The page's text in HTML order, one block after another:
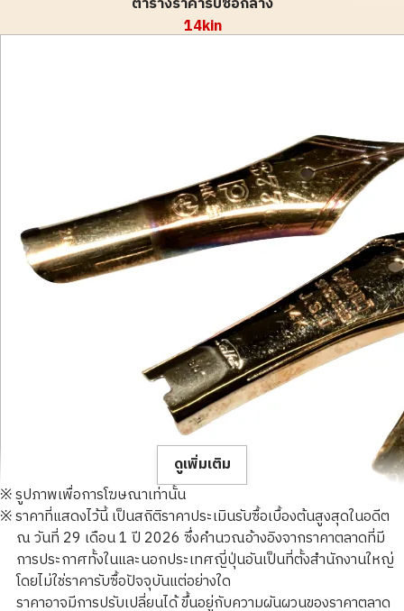
14kin
14K gold (K14) nib summary
ดูเพิ่มเติม
※ รูปภาพเพื่อการโฆษณาเท่านั้น
※ ราคาที่แสดงไว้นี้ เป็นสถิติราคาประเมินรับซื้อเบื้องต้นสูงสุดในอดีต
ณ วันที่ 29 เดือน 1 ปี 2026 ซึ่งคำนวณอ้างอิงจากราคาตลาดที่มี
การประกาศทั้งในและนอกประเทศญี่ปุ่นอันเป็นที่ตั้งสำนักงานใหญ่
โดยไม่ใช่ราคารับซื้อปัจจุบันแต่อย่างใด
ราคาอาจมีการปรับเปลี่ยนได้ ขึ้นอยู่กับความผันผวนของราคาตลาด